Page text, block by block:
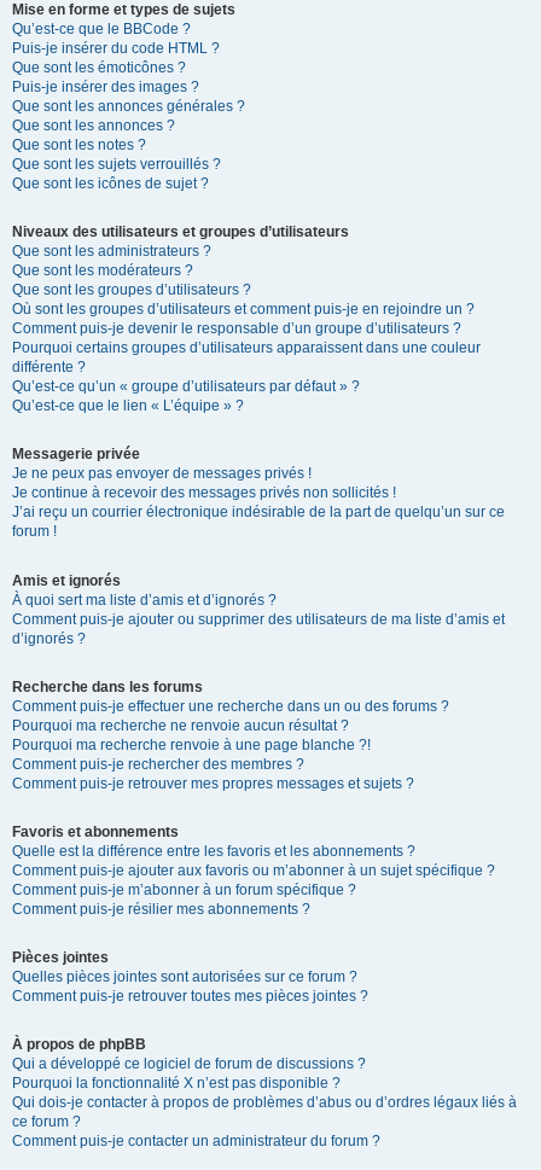
Mise en forme et types de sujets
Qu’est-ce que le BBCode ?
Puis-je insérer du code HTML ?
Que sont les émoticônes ?
Puis-je insérer des images ?
Que sont les annonces générales ?
Que sont les annonces ?
Que sont les notes ?
Que sont les sujets verrouillés ?
Que sont les icônes de sujet ?
Niveaux des utilisateurs et groupes d’utilisateurs
Que sont les administrateurs ?
Que sont les modérateurs ?
Que sont les groupes d’utilisateurs ?
Où sont les groupes d’utilisateurs et comment puis-je en rejoindre un ?
Comment puis-je devenir le responsable d’un groupe d’utilisateurs ?
Pourquoi certains groupes d’utilisateurs apparaissent dans une couleur
différente ?
Qu’est-ce qu’un « groupe d’utilisateurs par défaut » ?
Qu’est-ce que le lien « L’équipe » ?
Messagerie privée
Je ne peux pas envoyer de messages privés !
Je continue à recevoir des messages privés non sollicités !
J’ai reçu un courrier électronique indésirable de la part de quelqu’un sur ce
forum !
Amis et ignorés
À quoi sert ma liste d’amis et d’ignorés ?
Comment puis-je ajouter ou supprimer des utilisateurs de ma liste d’amis et
d’ignorés ?
Recherche dans les forums
Comment puis-je effectuer une recherche dans un ou des forums ?
Pourquoi ma recherche ne renvoie aucun résultat ?
Pourquoi ma recherche renvoie à une page blanche ?!
Comment puis-je rechercher des membres ?
Comment puis-je retrouver mes propres messages et sujets ?
Favoris et abonnements
Quelle est la différence entre les favoris et les abonnements ?
Comment puis-je ajouter aux favoris ou m’abonner à un sujet spécifique ?
Comment puis-je m’abonner à un forum spécifique ?
Comment puis-je résilier mes abonnements ?
Pièces jointes
Quelles pièces jointes sont autorisées sur ce forum ?
Comment puis-je retrouver toutes mes pièces jointes ?
À propos de phpBB
Qui a développé ce logiciel de forum de discussions ?
Pourquoi la fonctionnalité X n’est pas disponible ?
Qui dois-je contacter à propos de problèmes d’abus ou d’ordres légaux liés à
ce forum ?
Comment puis-je contacter un administrateur du forum ?